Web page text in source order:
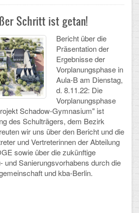
Schritt ist getan!
Bericht über die
Präsentation der
Ergebnisse der
Vorplanungsphase in
Aula-B am Dienstag,
d. 8.11.22: Die
Vorplanungsphase
Schadow-Gymnasium" ist
des Schulträgers, dem Bezirk
wir uns über den Bericht und die
und Vertreterinnen der Abteilung
sowie über die zukünftige
und Sanierungsvorhabens durch die
und kba-Berlin.